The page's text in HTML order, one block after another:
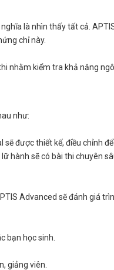
là nhìn thấy tất cả.
chỉ này.
nhằm kiểm tra khả năng
như:
được thiết kế, điều chỉnh
hành sẽ có bài thi chuyên
Advanced sẽ đánh giá
bạn học sinh.
giảng viên.